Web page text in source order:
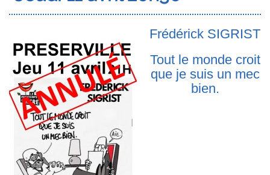
Frédérick SIGRIST
Tout le monde croit
que je suis un mec
bien.